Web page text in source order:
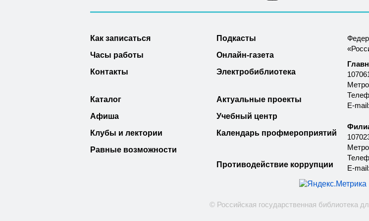
Как записаться
Часы работы
Контакты
Каталог
Афиша
Клубы и лектории
Равные возможности
Подкасты
Онлайн-газета
Электробиблиотека
Актуальные проекты
Учебный центр
Календарь профмероприятий
Противодействие коррупции
E-mail:
E-mail:
© Российская государственная библиотека